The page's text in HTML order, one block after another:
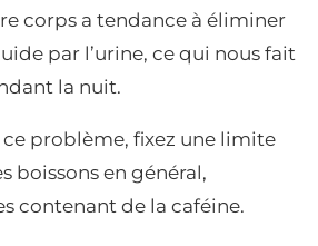
corps a tendance à éliminer
par l’urine, ce qui nous fait
la nuit.
problème, fixez une limite
boissons en général,
contenant de la caféine.